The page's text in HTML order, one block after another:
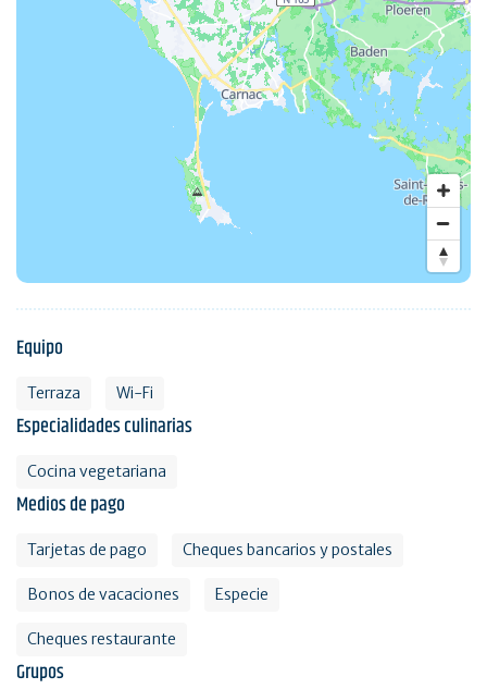
Equipo
Terraza Wi-Fi
Especialidades culinarias
Cocina vegetariana
Medios de pago
Tarjetas de pago Cheques bancarios y postales
Bonos de vacaciones Especie
Cheques restaurante
Grupos